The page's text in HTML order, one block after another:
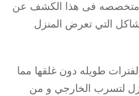
متخصصه فى هذا الكشف عن
التي تعرض المنزل
طويله دون غلقها مما
لتسرب الخارجي و من